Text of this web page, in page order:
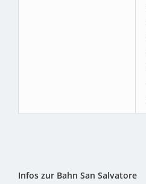
Infos zur Bahn San Salvatore